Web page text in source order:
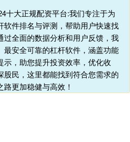
十大正规配资平台:我们专注于为
软件排名与评测，帮助用户快速找
过全面的数据分析和用户反馈，我
最安全可靠的杠杆软件，涵盖功能
示，助您提升投资效率，优化收
民，这里都能找到符合您需求的
更加稳健与高效！